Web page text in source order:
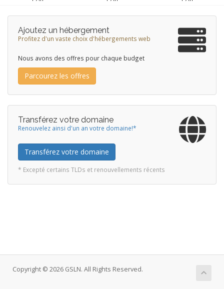
Ajoutez un hébergement
Profitez d'un vaste choix d'hébergements web
Nous avons des offres pour chaque budget
Parcourez les offres
Transférez votre domaine
Renouvelez ainsi d'un an votre domaine!*
Transférez votre domaine
* Excepté certains TLDs et renouvellements récents
Copyright © 2026 GSLN. All Rights Reserved.